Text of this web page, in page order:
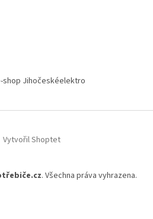
shop Jihočeskéelektro
Vytvořil Shoptet
. Všechna práva vyhrazena.